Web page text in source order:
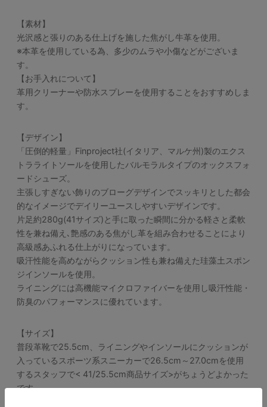
【素材】
光沢感と張りのある仕上げを施した焦がし牛革を使用。
※本革を使用している為、多少のムラや小傷などがございま
す。
【お手入れについて】
革用クリーナーや防水スプレーを使用することをおすすめしま
す。
【デザイン】
「圧倒的軽量」Finproject社(イタリア、マルケ州)製のエクス
トラライトソールを使用したバルモラルタイプのオックスフォ
ードシューズ。
主張しすぎない飾りのブローグデザインでスッキリとした都会
的なイメージでデイリーユースしやすいデザインです。
片足約280g(41サイズ)と手に取った瞬間に分かる軽さと柔軟
性を兼ね備え､艶感のある焦がし革を組み合わせることにより
高級感あふれる仕上がりになっています。
吸汗性能を高めながらクッション性も兼ね備えた珪藻土スポン
ジインソールを使用。
ライニングには高機能マイクロファイバーを使用し吸汗性能・
防臭のパフォーマンスに優れています。
【サイズ】
普段革靴で25.5cm、ライニングやインソールにクッションが
入っているスポーツ系スニーカーで26.5cm～27.0cmを使用
するスタッフで< 41/25.5cm商品サイズ>がちょうどよかった
です。